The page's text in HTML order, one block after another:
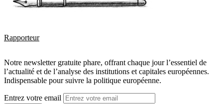
Rapporteur
Notre newsletter gratuite phare, offrant chaque jour l’essentiel de
l’actualité et de l’analyse des institutions et capitales européennes.
Indispensable pour suivre la politique européenne.
Entrez votre email